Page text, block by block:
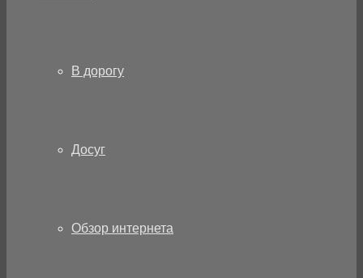
В дорогу
Досуг
Обзор интернета